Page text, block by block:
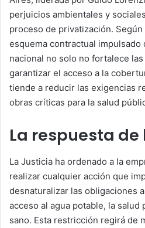
perjuicios ambientales y
proceso de privatización.
esquema contractual impulsado
nacional no solo no fortalece
garantizar el acceso a la
tiende a reducir las exigencias
obras críticas para la salud
La respuesta
La Justicia ha ordenado a la
realizar cualquier acción que
desnaturalizar las obligaciones
acceso al agua potable, la salud
sano. Esta restricción regirá de